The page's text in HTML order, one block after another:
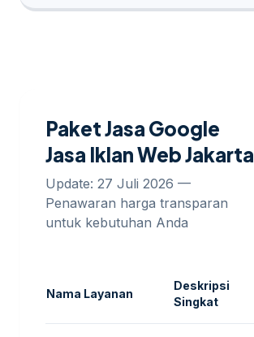
Paket Jasa Google
Jasa Iklan Web Jakarta
Update: 27 Juli 2026 —
Penawaran harga transparan
untuk kebutuhan Anda
Nama Layanan
Deskripsi
Singkat